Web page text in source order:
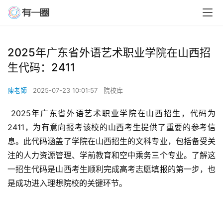
2025年广东省外语艺术职业学院在山西招
生代码：2411
陳老師 2025-07-23 10:01:57 院校库
2411，为有意向报考该校的山西考生提供了重要的参考信
息。此代码涵盖了学院在山西招生的文科专业，包括备受关
注的人力资源管理、学前教育和空中乘务三个专业。了解这
一招生代码是山西考生顺利完成高考志愿填报的第一步，也
是成功进入理想院校的关键环节。